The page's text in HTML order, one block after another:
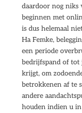
daardoor nog niks
beginnen met
is dus helemaal
Ha Femke,
een periode
bedrijfspand of tot
krijgt, om
betrokkenen af te
andere
houden indien u